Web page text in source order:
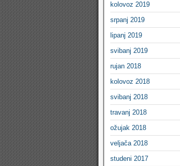
kolovoz 2019
srpanj 2019
lipanj 2019
svibanj 2019
rujan 2018
kolovoz 2018
svibanj 2018
travanj 2018
ožujak 2018
veljača 2018
studeni 2017